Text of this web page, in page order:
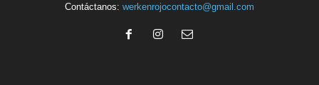
Contáctanos: werkenrojocontacto@gmail.com